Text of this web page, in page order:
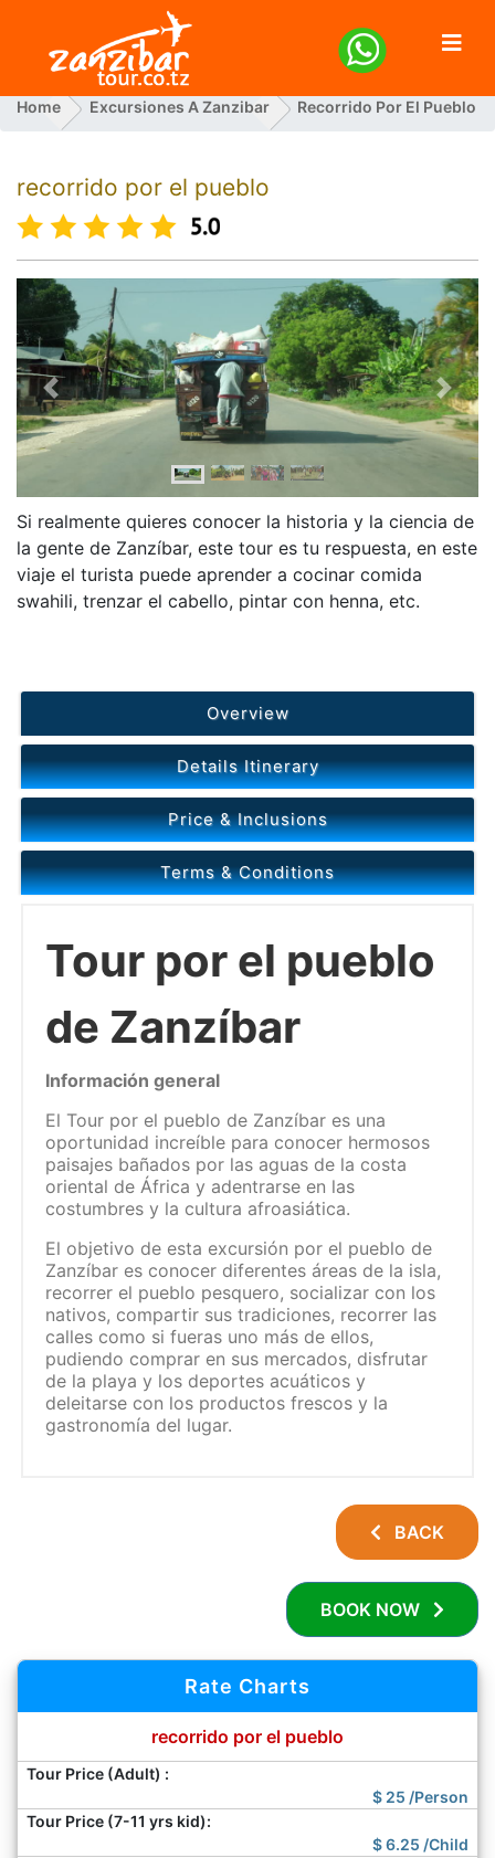
Home Excursiones A Zanzibar Recorrido Por El Pueblo
recorrido por el pueblo
Previous Next
Si realmente quieres conocer la historia y la ciencia de
la gente de Zanzíbar, este tour es tu respuesta, en este
viaje el turista puede aprender a cocinar comida
swahili, trenzar el cabello, pintar con henna, etc.
Overview
Details Itinerary
Price & Inclusions
Terms & Conditions
Tour por el pueblo
de Zanzíbar
Información general
El Tour por el pueblo de Zanzíbar es una
oportunidad increíble para conocer hermosos
paisajes bañados por las aguas de la costa
oriental de África y adentrarse en las
costumbres y la cultura afroasiática.
El objetivo de esta excursión por el pueblo de
Zanzíbar es conocer diferentes áreas de la isla,
recorrer el pueblo pesquero, socializar con los
nativos, compartir sus tradiciones, recorrer las
calles como si fueras uno más de ellos,
pudiendo comprar en sus mercados, disfrutar
de la playa y los deportes acuáticos y
deleitarse con los productos frescos y la
gastronomía del lugar.
BACK
Rate Charts
recorrido por el pueblo
Tour Price (Adult) :
$ 25 /Person
Tour Price (7-11 yrs kid):
$6.25 /Child